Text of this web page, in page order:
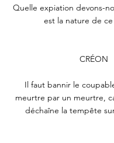
Quelle expiation devons-
est la nature de ce
CRÉON
Il faut bannir le
meurtre par un meurtre,
déchaîne la tempête